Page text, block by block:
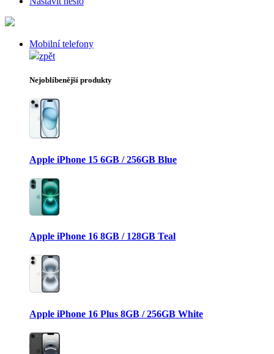
Mobilní telefony
zpět
Nejoblíbenější produkty
Apple iPhone 15 6GB / 256GB Blue
Apple iPhone 16 8GB / 128GB Teal
Apple iPhone 16 Plus 8GB / 256GB White